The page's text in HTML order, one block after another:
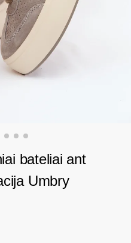
bateliai ant
Umbry